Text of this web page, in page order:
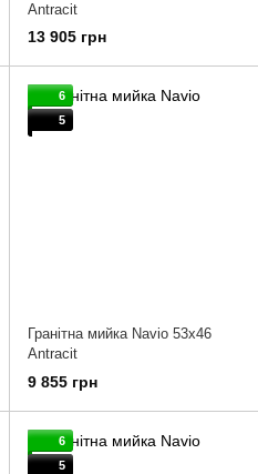
Antracit
13 905 грн
6
5
Гранітна мийка Navio 53x46
Antracit
9 855 грн
6
5